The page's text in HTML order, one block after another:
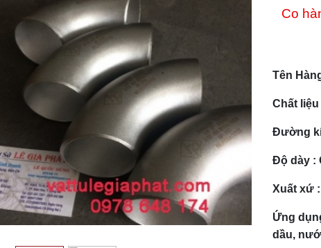
Co
Tên
Chất liệu
Đường
Độ dày :
Xuất xứ
Ứng
dầu,